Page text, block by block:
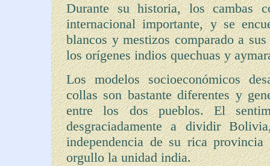
Durante su historia, los cambas
internacional importante, y se
blancos y mestizos comparado a
los orígenes indios quechuas y
Los modelos socioeconómicos
collas son bastante diferentes y
entre los dos pueblos. El
desgraciadamente a dividir
independencia de su rica
orgullo la unidad india.